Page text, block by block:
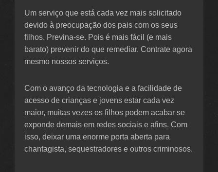
Um serviço que está cada vez mais solicitado
devido à preocupação dos pais com os seus
filhos. Previna-se. Pois é mais fácil (e mais
barato) prevenir do que remediar. Contrate agora
mesmo nossos serviços.
Com o avanço da tecnologia e a facilidade de
acesso de crianças e jovens estar cada vez
maior, muitas vezes os filhos podem acabar se
exponde demais em redes sociais e afins. Com
isso, deixar uma enorme porta aberta para
chantagista, sequestradores e outros criminosos.